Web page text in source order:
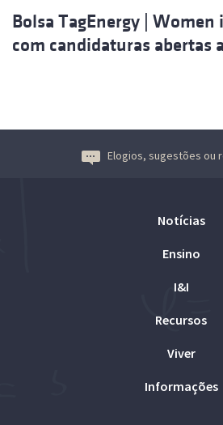
Bolsa TagEnergy | Women
com candidaturas abertas
Elogios, sugestões ou
Notícias
Ensino
I&I
Recursos
Viver
Informações